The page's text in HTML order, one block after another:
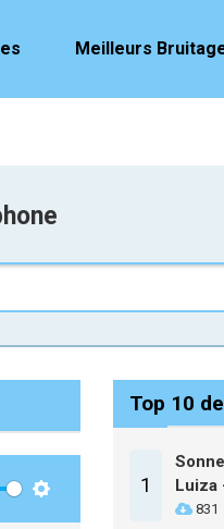
Meilleurs
Top 10
1
Luiza
831